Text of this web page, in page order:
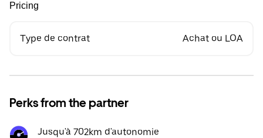
Pricing
Type de contrat Achat ou LOA
Perks from the partner
Jusqu'à 702km d'autonomie